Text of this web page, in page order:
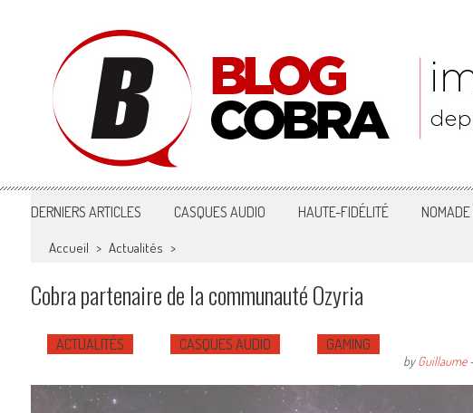
Blog Cobra
Toute l'actu Image & Son !
DERNIERS ARTICLES CASQUES AUDIO HAUTE-FIDÉLITÉ
Accueil > Actualités >
Cobra partenaire de la communauté Ozyria
ACTUALITÉS CASQUES AUDIO GAMING
byGuillaume